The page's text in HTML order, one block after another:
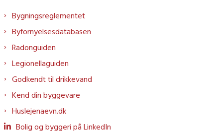
Bygningsreglementet
Byfornyelsesdatabasen
Radonguiden
Legionellaguiden
Godkendt til drikkevand
Kend din byggevare
Huslejenaevn.dk
Bolig og byggeri på LinkedIn